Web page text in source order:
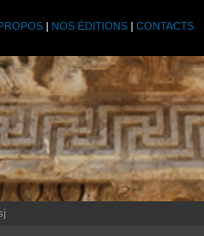
| NOS ÉDITIONS| CONTACTS